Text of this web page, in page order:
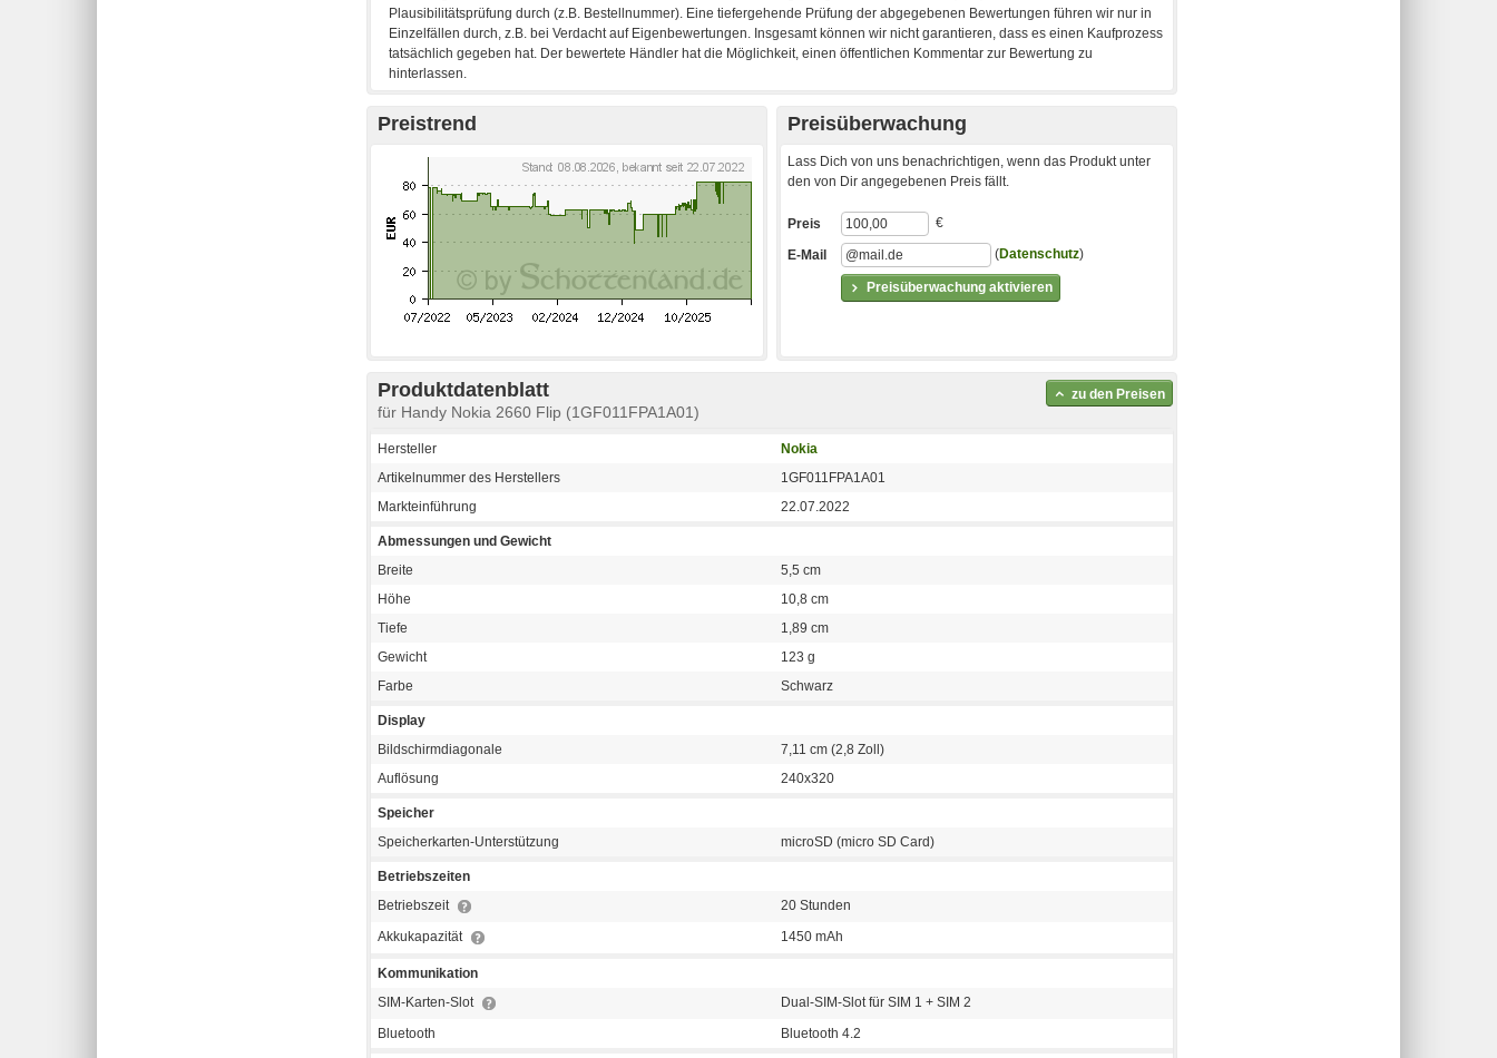
Preistrend Preisüberwachung
Lass Dich von uns benachrichtigen, wenn das Produkt unter
den von Dir angegebenen Preis fällt.
Preisüberwachung aktivieren
Preis €
E-Mail (Datenschutz)
Produktdatenblatt
für Handy Nokia 2660 Flip (1GF011FPA1A01)
zu den Preisen
Hersteller
Nokia
Artikelnummer des Herstellers
1GF011FPA1A01
Markteinführung
22.07.2022
Abmessungen und Gewicht
Breite
5,5 cm
Höhe
10,8 cm
Tiefe
1,89 cm
Gewicht
123 g
Farbe
Schwarz
Display
Bildschirmdiagonale
7,11 cm (2,8 Zoll)
Auflösung
240x320
Speicher
Speicherkarten-Unterstützung
microSD (micro SD Card)
Betriebszeiten
Betriebszeit
20 Stunden
Akkukapazität
1450 mAh
Kommunikation
SIM-Karten-Slot
Dual-SIM-Slot für SIM 1 + SIM 2
Bluetooth
Bluetooth 4.2